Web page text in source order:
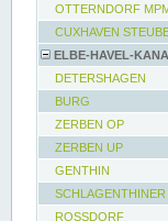
OTTERNDORF
CUXHAVEN
ELBE-HAVEL-
DETERSHAGEN
BURG
ZERBEN OP
ZERBEN UP
GENTHIN
ROSSDORF